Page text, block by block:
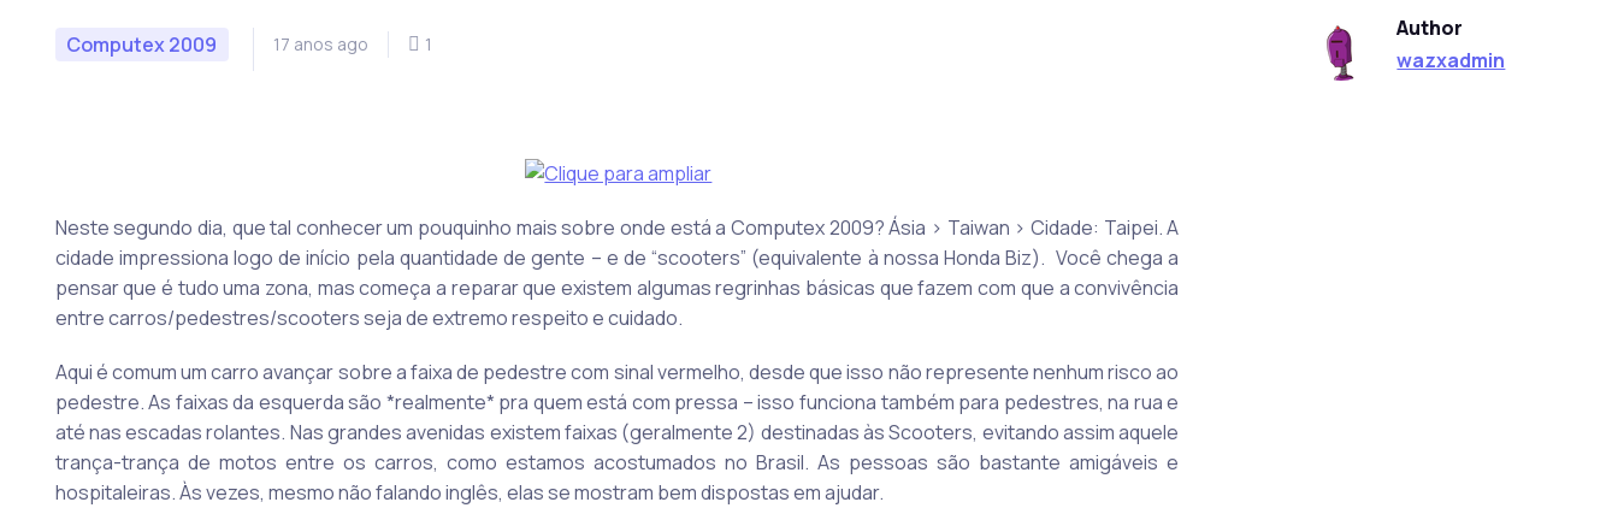
Computex 2009 17 anos ago 1
Author
wazxadmin
Neste segundo dia, que tal conhecer um pouquinho mais sobre onde está a Computex 2009? Ásia > Taiwan > Cidade: Taipei. A
cidade impressiona logo de início pela quantidade de gente – e de “scooters” (equivalente à nossa Honda Biz). Você chega a
pensar que é tudo uma zona, mas começa a reparar que existem algumas regrinhas básicas que fazem com que a convivência
entre carros/pedestres/scooters seja de extremo respeito e cuidado.
Aqui é comum um carro avançar sobre a faixa de pedestre com sinal vermelho, desde que isso não represente nenhum risco ao
pedestre. As faixas da esquerda são *realmente* pra quem está com pressa – isso funciona também para pedestres, na rua e
até nas escadas rolantes. Nas grandes avenidas existem faixas (geralmente 2) destinadas às Scooters, evitando assim aquele
trança-trança de motos entre os carros, como estamos acostumados no Brasil. As pessoas são bastante amigáveis e
hospitaleiras. Às vezes, mesmo não falando inglês, elas se mostram bem dispostas em ajudar.